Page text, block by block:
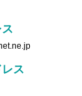
ス